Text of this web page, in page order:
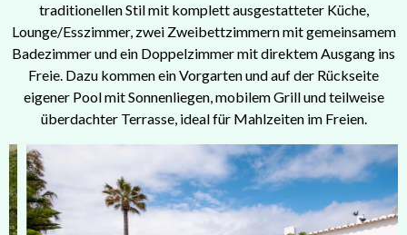
traditionellen Stil mit komplett ausgestatteter Küche,
Lounge/Esszimmer, zwei Zweibettzimmern mit gemeinsamem
Badezimmer und ein Doppelzimmer mit direktem Ausgang ins
Freie. Dazu kommen ein Vorgarten und auf der Rückseite
eigener Pool mit Sonnenliegen, mobilem Grill und teilweise
überdachter Terrasse, ideal für Mahlzeiten im Freien.